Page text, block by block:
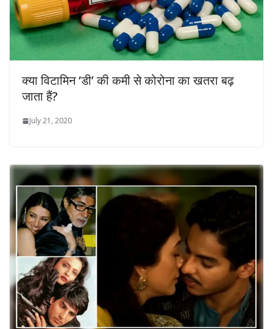
क्या विटामिन ‘डी’ की कमी से कोरोना का खतरा बढ़
जाता हैं?
July 21, 2020